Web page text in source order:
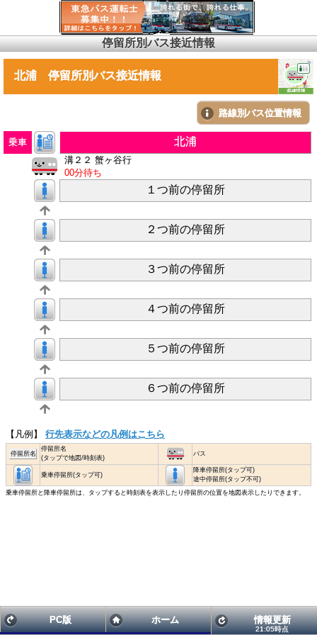
停留所別バス接近情報
北浦 停留所別バス接近情報
路線別バス位置情報
乗車 北浦
溝２２ 蟹ヶ谷行
00分待ち
１つ前の停留所
２つ前の停留所
３つ前の停留所
４つ前の停留所
５つ前の停留所
６つ前の停留所
【凡例】 行先表示などの凡例はこちら
停留所名
停留所名
(タップで地図/時刻表)
バス
乗車停留所(タップ可)
降車停留所(タップ可)
途中停留所(タップ不可)
乗車停留所と降車停留所は、タップすると時刻表を表示したり停留所の位置を地図表示したりできます。
PC版 ホーム 情報更新
21:05時点